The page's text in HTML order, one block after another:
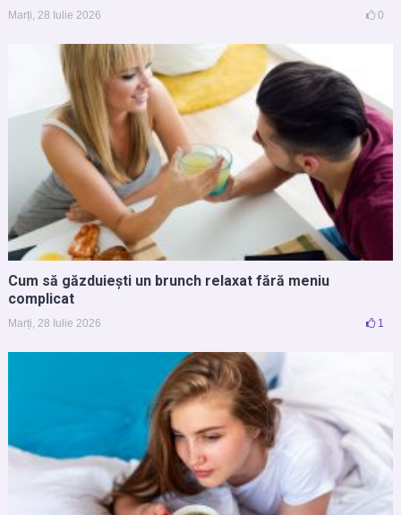
Marți, 28 Iulie 2026 0
Cum să găzduiești un brunch relaxat fără meniu
complicat
Marți, 28 Iulie 2026 1